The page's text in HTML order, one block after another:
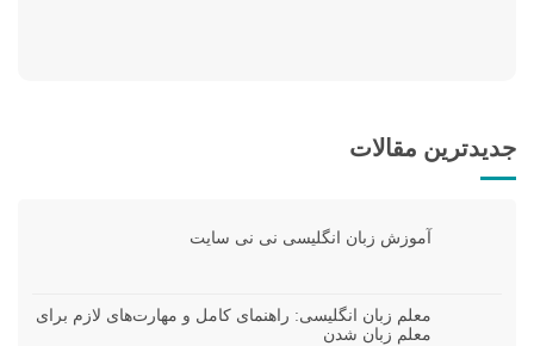
جدیدترین مقالات
آموزش زبان انگلیسی نی نی سایت
معلم زبان انگلیسی: راهنمای کامل و مهارت‌های لازم برای
معلم زبان شدن